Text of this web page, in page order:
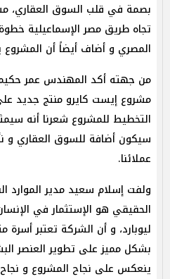
بصمة في قلب السوق العقاري،
تجاه طريق مصر الإسماعيلية
المصري و أضاف أيضاً أن المشروع
من جهته أكد المهندس عمر حكيم
مشروع إيست كايرو منتج جديد
التخطيط للمشروع شعرنا أنه
سيكون أضافة للسوق العقاري
عملائنا.
ولفت إسلام سعيد مدير الموارد
الحقيقي هو الإستثمار في
ليوبارد، و أن الشركة تعتبر أسرة
بشكل مميز على تطوير العنصر
ينعكس على نجاح المشروع و